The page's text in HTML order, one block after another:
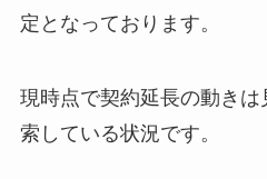
定となっております。
現時点で契約延長の動き
索している状況です。